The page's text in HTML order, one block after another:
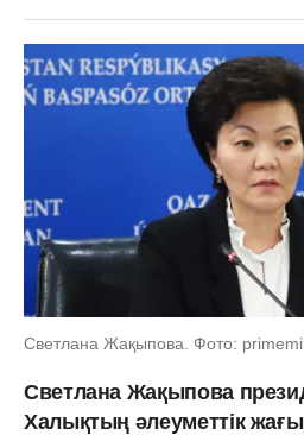
Светлана Жақыпова. Фото:
Светлана Жақыпова
Халықтың әлеуметтік